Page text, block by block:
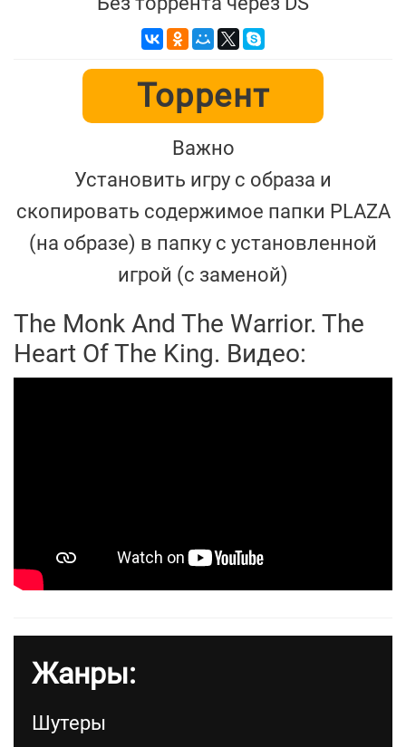
Торрент
Важно
Установить игру с образа и
скопировать содержимое папки PLAZA
(на образе) в папку с установленной
игрой (с заменой)
The Monk And The Warrior. The
Heart Of The King. Видео:
Жанры:
Шутеры